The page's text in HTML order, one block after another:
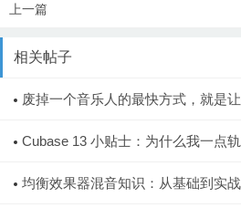
上一篇
相关帖子
废掉一个音乐人的最快方式，就是
Cubase 13 小贴士：为什么我一点
了？
均衡效果器混音知识：从基础到实战